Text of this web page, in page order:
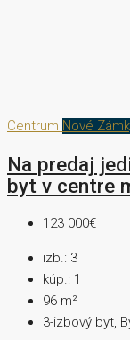
Centrum Nové
Na predaj
byt v centre
123 000€
izb.: 3
kúp.: 1
96 m²
3-izbový byt,